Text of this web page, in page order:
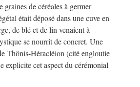
graines de céréales à germer
était déposé dans une cuve en
de blé et de lin venaient à
se nourrit de concret. Une
Thônis-Héracléion (cité engloutie
explicite cet aspect du cérémonial